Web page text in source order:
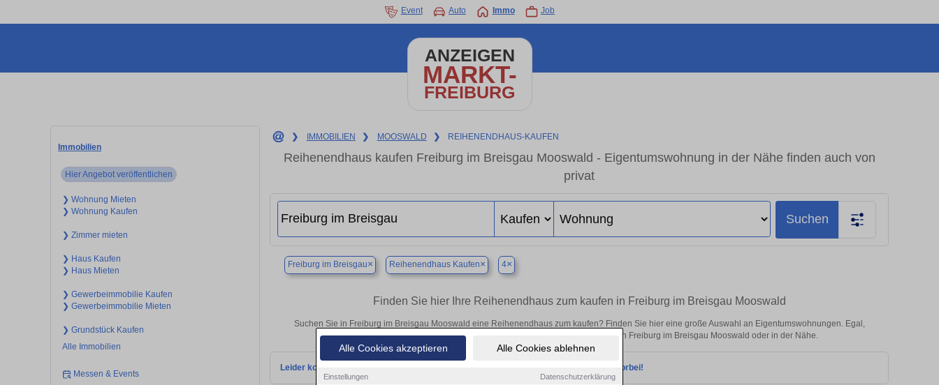
Alle Cookies akzeptieren Alle Cookies ablehnen
Einstellungen Datenschutzerklärung
Event Auto Immo Job
ANZEIGEN
MARKT-
FREIBURG
Immobilien
Hier Angebot veröffentlichen
❯ Wohnung Mieten
❯ Wohnung Kaufen
❯ Zimmer mieten
❯ Haus Kaufen
❯ Haus Mieten
❯ Gewerbeimmobilie Kaufen
❯ Gewerbeimmobilie Mieten
❯ Grundstück Kaufen
Alle Immobilien
Messen & Events
❯ IMMOBILIEN ❯ MOOSWALD ❯ REIHENENDHAUS-KAUFEN
Reihenendhaus kaufen Freiburg im Breisgau Mooswald - Eigentumswohnung in der Nähe finden auch von
privat
Suchen
Freiburg im Breisgau× Reihenendhaus Kaufen× 4×
Finden Sie hier Ihre Reihenendhaus zum kaufen in Freiburg im Breisgau Mooswald
Suchen Sie in Freiburg im Breisgau Mooswald eine Reihenendhaus zum kaufen? Finden Sie hier eine große Auswahl an Eigentumswohnungen. Egal,
ob als Kapitalanlage oder zur Vermietung – hier finden Sie Ihre Immobilie in Freiburg im Breisgau Mooswald oder in der Nähe.
Leider konnten wir derzeit keine passenden Objekte finden. Schauen Sie bald wieder vorbei!